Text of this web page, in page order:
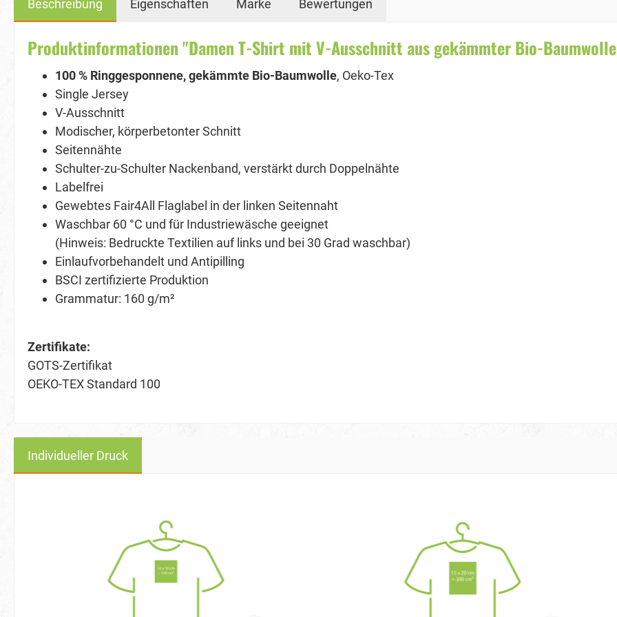
Beschreibung Eigenschaften Marke Bewertungen
Produktinformationen "Damen T-Shirt mit V-Ausschnitt aus gekämmter Bio-
100 % Ringgesponnene, gekämmte Bio-Baumwolle, Oeko-Tex
Single Jersey
V-Ausschnitt
Modischer, körperbetonter Schnitt
Seitennähte
Schulter-zu-Schulter Nackenband, verstärkt durch Doppelnähte
Labelfrei
Gewebtes Fair4All Flaglabel in der linken Seitennaht
Waschbar 60 °C und für Industriewäsche geeignet
(Hinweis: Bedruckte Textilien auf links und bei 30 Grad waschbar)
Einlaufvorbehandelt und Antipilling
BSCI zertifizierte Produktion
Grammatur: 160 g/m²
Zertifikate:
GOTS-Zertifikat
OEKO-TEX Standard 100
Individueller Druck